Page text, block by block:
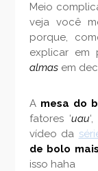
Meio
veja você
porque,
explicar em
almasem
A mesa do
fatores ‘uau
vídeo da
de bolo
isso haha